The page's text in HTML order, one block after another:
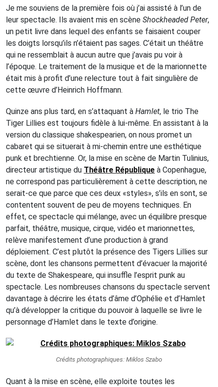
Je me souviens de la première fois où j’ai assisté à l’un de
leur spectacle. Ils avaient mis en scène Shockheaded Peter,
un petit livre dans lequel des enfants se faisaient couper
les doigts lorsqu’ils n’étaient pas sages. C’était un théâtre
qui ne ressemblait à aucun autre que j’avais pu voir à
l’époque. Le traitement de la musique et de la marionnette
était mis à profit d’une relecture tout à fait singulière de
cette œuvre d’Heinrich Hoffmann.
Quinze ans plus tard, en s’attaquant à Hamlet, le trio The
Tiger Lillies est toujours fidèle à lui-même. En assistant à la
version du classique shakespearien, on nous promet un
cabaret qui se situerait à mi-chemin entre une esthétique
punk et brechtienne. Or, la mise en scène de Martin Tulinius,
directeur artistique du Théâtre République à Copenhague,
ne correspond pas particulièrement à cette description, ne
serait-ce que parce que ces deux «styles», s’ils en sont, se
contentent souvent de peu de moyens techniques. En
effet, ce spectacle qui mélange, avec un équilibre presque
parfait, théâtre, musique, cirque, vidéo et marionnettes,
relève manifestement d’une production à grand
déploiement. C’est plutôt la présence des Tigers Lillies sur
scène, dont les chansons permettent d’évacuer la majorité
du texte de Shakespeare, qui insuffle l’esprit punk au
spectacle. Les nombreuses chansons du spectacle servent
davantage à décrire les états d’âme d’Ophélie et d’Hamlet
qu’à développer la critique du pouvoir à laquelle se livre le
personnage d’Hamlet dans le texte d’origine.
Crédits photographiques: Miklos Szabo
Quant à la mise en scène, elle exploite toutes les